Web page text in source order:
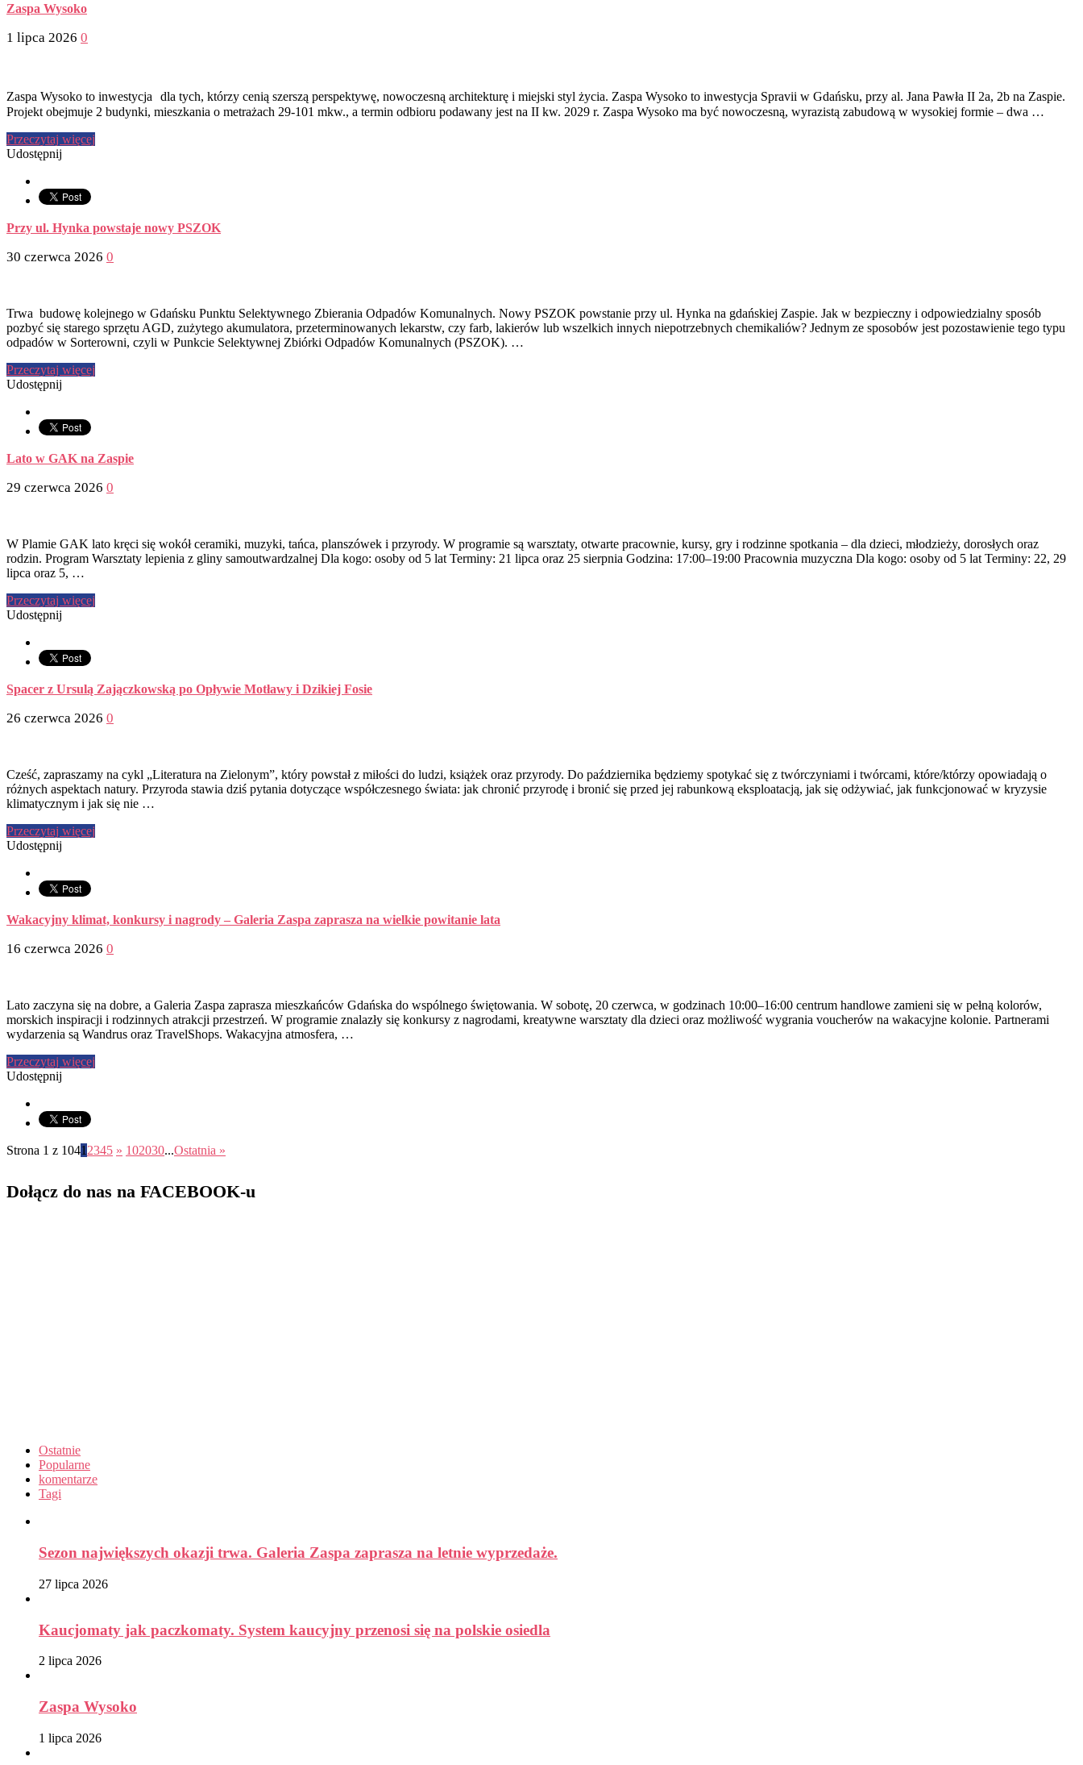
Zaspa Wysoko
1 lipca 2026 0
Zaspa Wysoko to inwestycja dla tych, którzy cenią szerszą perspektywę, nowoczesną architekturę i miejski styl życia. Zaspa Wysoko to inwestycja Spravii w Gdańsku, przy al. Jana Pawła II 2a, 2b na Zaspie.
Projekt obejmuje 2 budynki, mieszkania o metrażach 29-101 mkw., a termin odbioru podawany jest na II kw. 2029 r. Zaspa Wysoko ma być nowoczesną, wyrazistą zabudową w wysokiej formie – dwa …
Przeczytaj więcej
Udostępnij
Przy ul. Hynka powstaje nowy PSZOK
30 czerwca 2026 0
Trwa budowę kolejnego w Gdańsku Punktu Selektywnego Zbierania Odpadów Komunalnych. Nowy PSZOK powstanie przy ul. Hynka na gdańskiej Zaspie. Jak w bezpieczny i odpowiedzialny sposób
pozbyć się starego sprzętu AGD, zużytego akumulatora, przeterminowanych lekarstw, czy farb, lakierów lub wszelkich innych niepotrzebnych chemikaliów? Jednym ze sposobów jest pozostawienie tego typu
odpadów w Sorterowni, czyli w Punkcie Selektywnej Zbiórki Odpadów Komunalnych (PSZOK). …
Przeczytaj więcej
Udostępnij
Lato w GAK na Zaspie
29 czerwca 2026 0
W Plamie GAK lato kręci się wokół ceramiki, muzyki, tańca, planszówek i przyrody. W programie są warsztaty, otwarte pracownie, kursy, gry i rodzinne spotkania – dla dzieci, młodzieży, dorosłych oraz
rodzin. Program Warsztaty lepienia z gliny samoutwardzalnej Dla kogo: osoby od 5 lat Terminy: 21 lipca oraz 25 sierpnia Godzina: 17:00–19:00 Pracownia muzyczna Dla kogo: osoby od 5 lat Terminy: 22, 29
lipca oraz 5, …
Przeczytaj więcej
Udostępnij
Spacer z Ursulą Zajączkowską po Opływie Motławy i Dzikiej Fosie
26 czerwca 2026 0
Cześć, zapraszamy na cykl „Literatura na Zielonym”, który powstał z miłości do ludzi, książek oraz przyrody. Do października będziemy spotykać się z twórczyniami i twórcami, które/którzy opowiadają o
różnych aspektach natury. Przyroda stawia dziś pytania dotyczące współczesnego świata: jak chronić przyrodę i bronić się przed jej rabunkową eksploatacją, jak się odżywiać, jak funkcjonować w kryzysie
klimatycznym i jak się nie …
Przeczytaj więcej
Udostępnij
Wakacyjny klimat, konkursy i nagrody – Galeria Zaspa zaprasza na wielkie powitanie lata
16 czerwca 2026 0
Lato zaczyna się na dobre, a Galeria Zaspa zaprasza mieszkańców Gdańska do wspólnego świętowania. W sobotę, 20 czerwca, w godzinach 10:00–16:00 centrum handlowe zamieni się w pełną kolorów,
morskich inspiracji i rodzinnych atrakcji przestrzeń. W programie znalazły się konkursy z nagrodami, kreatywne warsztaty dla dzieci oraz możliwość wygrania voucherów na wakacyjne kolonie. Partnerami
wydarzenia są Wandrus oraz TravelShops. Wakacyjna atmosfera, …
Przeczytaj więcej
Udostępnij
Strona 1 z 1041 2345 » 102030...Ostatnia »
Dołącz do nas na FACEBOOK-u
Ostatnie
Popularne
komentarze
Tagi
Sezon największych okazji trwa. Galeria Zaspa zaprasza na letnie wyprzedaże.
27 lipca 2026
Kaucjomaty jak paczkomaty. System kaucyjny przenosi się na polskie osiedla
2 lipca 2026
Zaspa Wysoko
1 lipca 2026